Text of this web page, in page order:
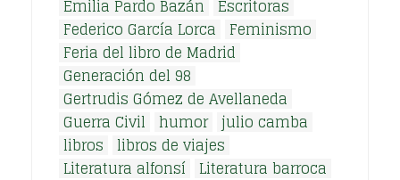
Emilia Pardo Bazán
Escritoras
Federico García Lorca
Feminismo
Feria del libro de Madrid
Generación del 98
Gertrudis Gómez de Avellaneda
Guerra Civil humor julio camba
libros libros de viajes
Literatura alfonsí Literatura barroca